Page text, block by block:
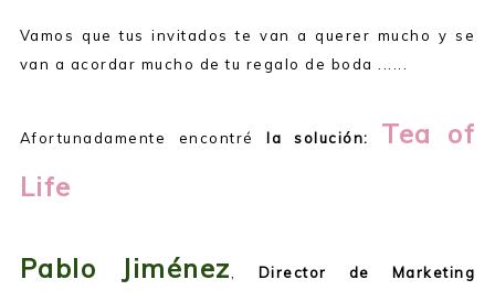
Vamos que tus invitados te van a querer mucho y se
van a acordar mucho de tu regalo de boda ......
Afortunadamente encontré la solución:
Tea of
Life
Pablo Jiménez, Director de Marketing